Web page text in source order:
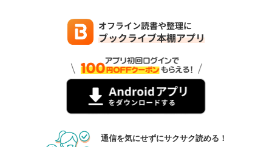
通信を気にせずにサクサク読める！